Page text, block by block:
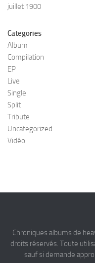
juillet 1900
Categories
Album
Compilation
EP
Live
Single
Split
Tribute
Uncategorized
Vidéo
Chroniques albums de
droits réservés. Toute
sauf si demande